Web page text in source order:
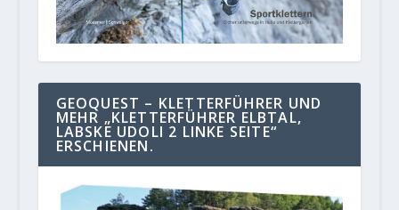
GEOQUEST – KLETTERFÜHRER UND
MEHR „KLETTERFÜHRER ELBTAL,
LABSKE UDOLI 2 LINKE SEITE“
ERSCHIENEN.